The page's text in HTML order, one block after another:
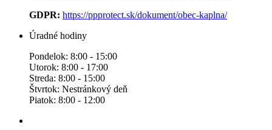
GDPR: https://ppprotect.sk/dokument/obec-kaplna/
Úradné hodiny
Pondelok: 8:00 - 15:00
Utorok: 8:00 - 17:00
Streda: 8:00 - 15:00
Štvrtok: Nestránkový deň
Piatok: 8:00 - 12:00